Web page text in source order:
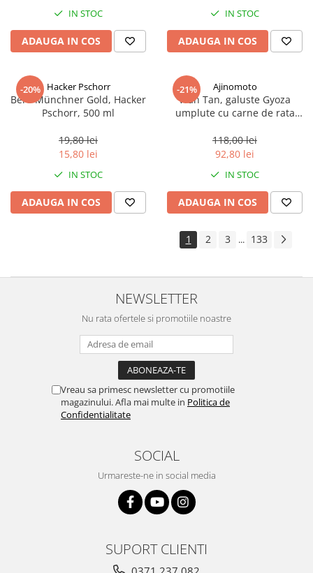
IN STOC
ADAUGA IN COS
IN STOC
ADAUGA IN COS
-20% Hacker Pschorr
Bere Münchner Gold, Hacker
Pschorr, 500 ml
19,80 lei
15,80 lei
IN STOC
ADAUGA IN COS
-21% Ajinomoto
Wan Tan, galuste Gyoza
umplute cu carne de rata
118,00 lei
92,80 lei
IN STOC
ADAUGA IN COS
1 2 3 ... 133
NEWSLETTER
Nu rata ofertele si promotiile noastre
Vreau sa primesc newsletter cu promotiile
magazinului. Afla mai multe in Politica de
Confidentialitate
SOCIAL
Urmareste-ne in social media
SUPORT CLIENTI